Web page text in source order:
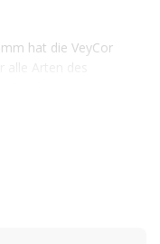
hat die VeyCor
Arten des
2-fach
Feder-Lineclips und